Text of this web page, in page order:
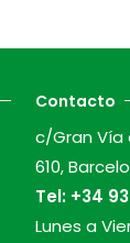
Contacto
c/Gran Vía
610,
Tel: +34
Lunes a